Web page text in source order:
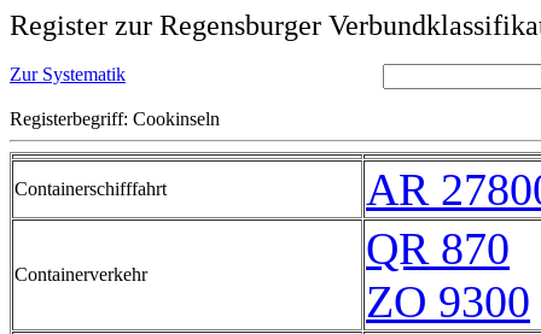
Register zur Regensburger
Zur Systematik
Registerbegriff: Cookinseln
Containerschifffahrt AR
Containerverkehr
QR 870
ZO 9300